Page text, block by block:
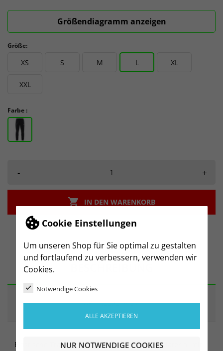
Cookie Einstellungen
Um unseren Shop für Sie optimal zu gestalten
und fortlaufend zu verbessern, verwenden wir
Cookies.
Notwendige Cookies
ALLE AKZEPTIEREN
NUR NOTWENDIGE COOKIES
Größendiagramm anzeigen
Größe:
XS S M L XL
XXL
Farbe :
- +
 IN DEN WARENKORB
ARTIKELDETAILS
Elastische Trainingshose aus funktionellem Material mit